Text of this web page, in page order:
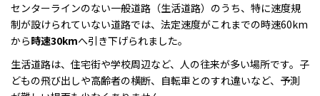
センターラインのない一般道路（生活道路）のうち、特に速度規
制が設けられていない道路では、法定速度がこれまでの時速60km
から時速30kmへ引き下げられました。
生活道路は、住宅街や学校周辺など、人の往来が多い場所です。子
どもの飛び出しや高齢者の横断、自転車とのすれ違いなど、予測